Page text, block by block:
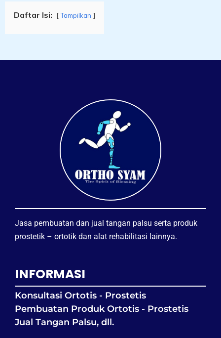
Daftar Isi: Tampilkan
Jasa pembuatan dan jual tangan palsu serta produk
prostetik – ortotik dan alat rehabilitasi lainnya.
INFORMASI
Konsultasi Ortotis - Prostetis
Pembuatan Produk Ortotis - Prostetis
Jual Tangan Palsu, dll.